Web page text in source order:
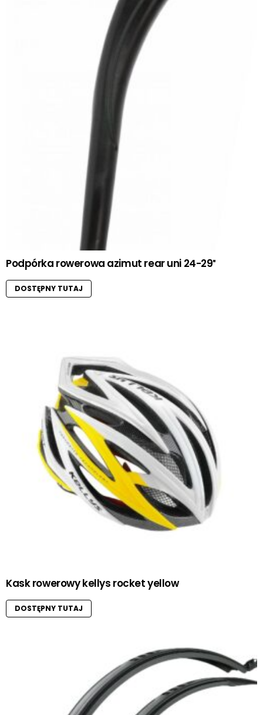
Podpórka rowerowa azimut rear uni 24-29″
DOSTĘPNY TUTAJ
Kask rowerowy kellys rocket yellow
DOSTĘPNY TUTAJ